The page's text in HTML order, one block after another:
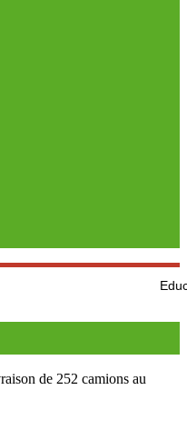
Education
de 252 camions au